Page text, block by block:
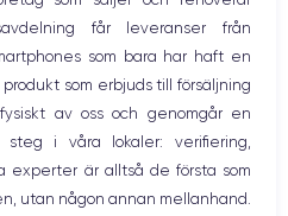
Fréq. processeur
3.46 GHz
12 Mpx
Recharge rapide
får leveranser från
som bara har haft en
som erbjuds till försäljning
av oss och genomgår en
steg i våra lokaler: verifiering,
experter är alltså de första som
utan någon annan mellanhand.